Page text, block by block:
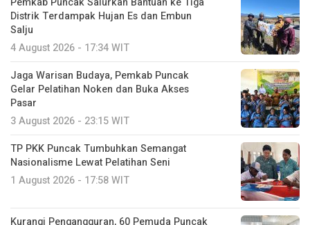
Distrik Terdampak Hujan Es dan Embun
Salju
4 August 2026 - 17:34 WIT
Jaga Warisan Budaya, Pemkab Puncak
Gelar Pelatihan Noken dan Buka Akses
Pasar
3 August 2026 - 23:15 WIT
TP PKK Puncak Tumbuhkan Semangat
Nasionalisme Lewat Pelatihan Seni
1 August 2026 - 17:58 WIT
Kurangi Pengangguran, 60 Pemuda Puncak